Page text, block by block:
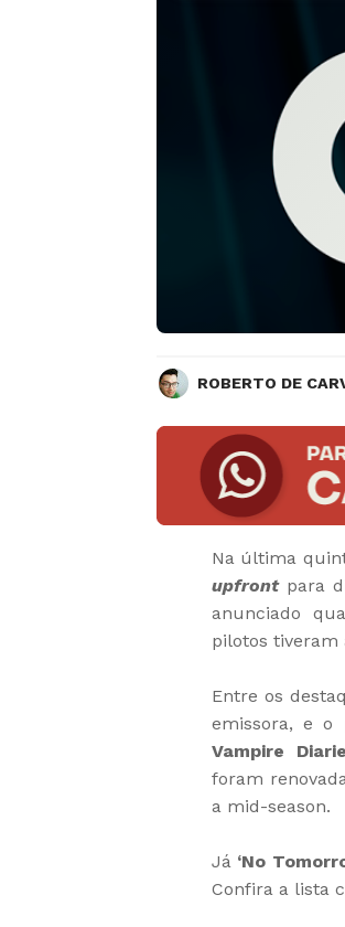
ROBERTO DE
Na última
upfrontpara
anunciado
pilotos tiveram
Entre os
emissora, e o
Vampire
foram
a mid-season.
Já ‘No
Confira a lista